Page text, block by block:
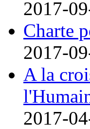
2017-
Charte
2017-
A la
2017-